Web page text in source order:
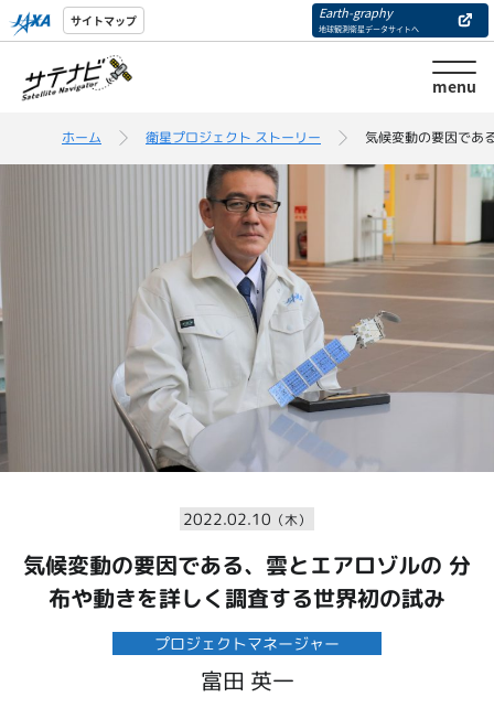
サイトマップ Earth-graphy
地球観測衛星データサイトへ
menu
ホーム 衛星プロジェクト ストーリー 気候変動の要因であ
2022.02.10 （木）
気候変動の要因である、雲とエアロゾルの 分
布や動きを詳しく調査する世界初の試み
プロジェクトマネージャー
富田 英一